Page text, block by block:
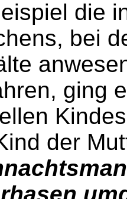
die
bei
ging
der